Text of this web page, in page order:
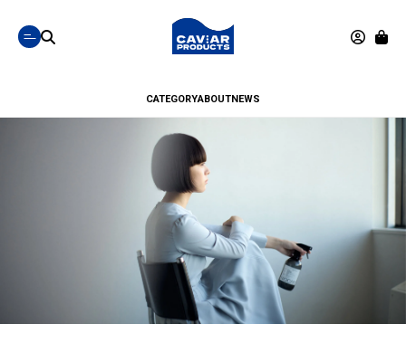
CATEGORYABOUTNEWS